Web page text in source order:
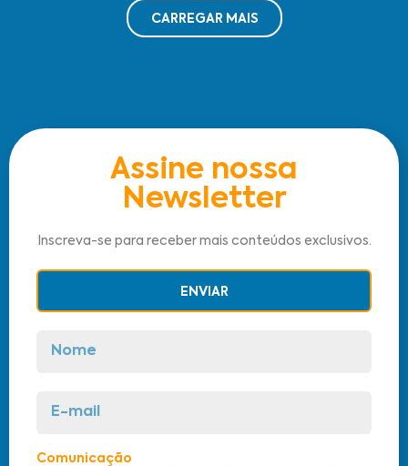
CARREGAR MAIS
Assine nossa
Newsletter
Inscreva-se para receber mais conteúdos exclusivos.
Comunicação
ENVIAR